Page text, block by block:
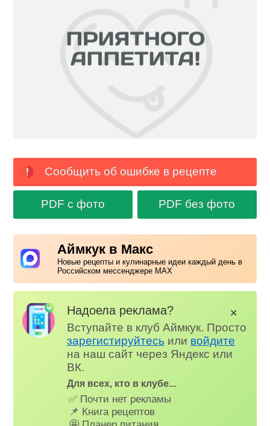
Сообщить об ошибке в рецепте
PDF с фото PDF без фото
Аймкук в Макс
Новые рецепты и кулинарные идеи каждый день в
Российском мессенджере MAX
Надоела реклама?
Вступайте в клуб Аймкук. Просто
зарегистируйтесь или войдите
на наш сайт через Яндекс или
ВК.
Для всех, кто в клубе...
✅ Почти нет рекламы
📌 Книга рецептов
✕